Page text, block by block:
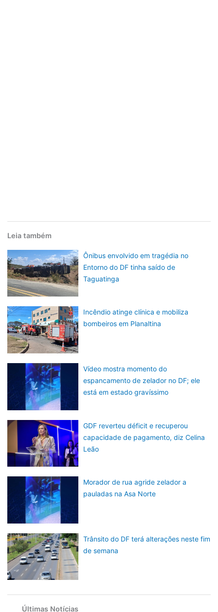
Leia também
Ônibus envolvido em tragédia no
Entorno do DF tinha saído de
Taguatinga
Incêndio atinge clínica e mobiliza
bombeiros em Planaltina
Vídeo mostra momento do
espancamento de zelador no DF; ele
está em estado gravíssimo
GDF reverteu déficit e recuperou
capacidade de pagamento, diz Celina
Leão
Morador de rua agride zelador a
pauladas na Asa Norte
Trânsito do DF terá alterações neste fim
de semana
Últimas Notícias